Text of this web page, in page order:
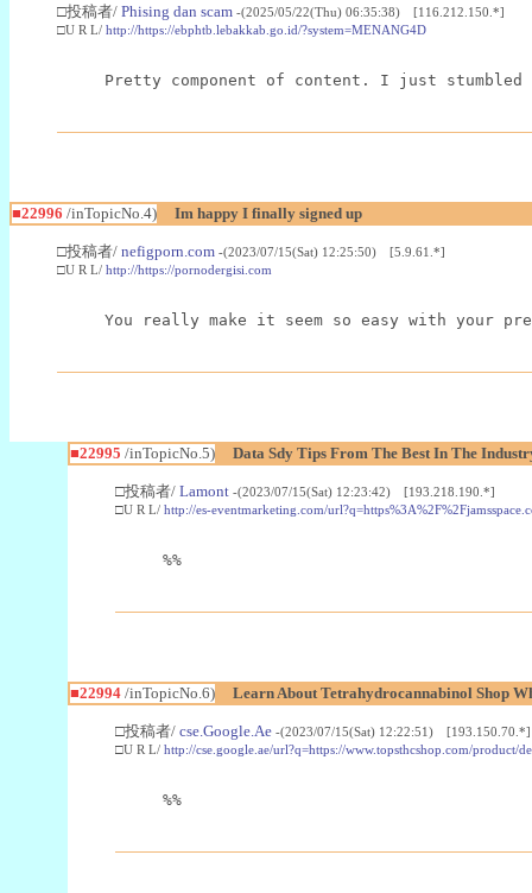
□投稿者/ Phising dan scam -(2025/05/22(Thu) 06:35:38) [116.212.150.*]
□U R L/ http://https://ebphtb.lebakkab.go.id/?system=MENANG4D
Pretty component of content. I just
■22996 /inTopicNo.4) Im happy I finally signed up
□投稿者/ nefigporn.com -(2023/07/15(Sat) 12:25:50) [5.9.61.*]
□U R L/ http://https://pornodergisi.com
You really make it seem so easy with your
■22995 /inTopicNo.5) Data Sdy Tips From The Best In The
□投稿者/ Lamont -(2023/07/15(Sat) 12:23:42) [193.218.190.*]
□U R L/ http://es-eventmarketing.com/
%%
■22994/inTopicNo.6) Learn About Tetrahydrocannabinol Shop
□投稿者/ cse.Google.Ae -(2023/07/15(Sat) 12:22:51) [193.150.70.*]
□U R L/ http://cse.google.ae/url?q=https://www.topsthcshop.com/
%%